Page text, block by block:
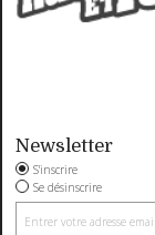
Newsletter
S'inscrire
Se désinscrire